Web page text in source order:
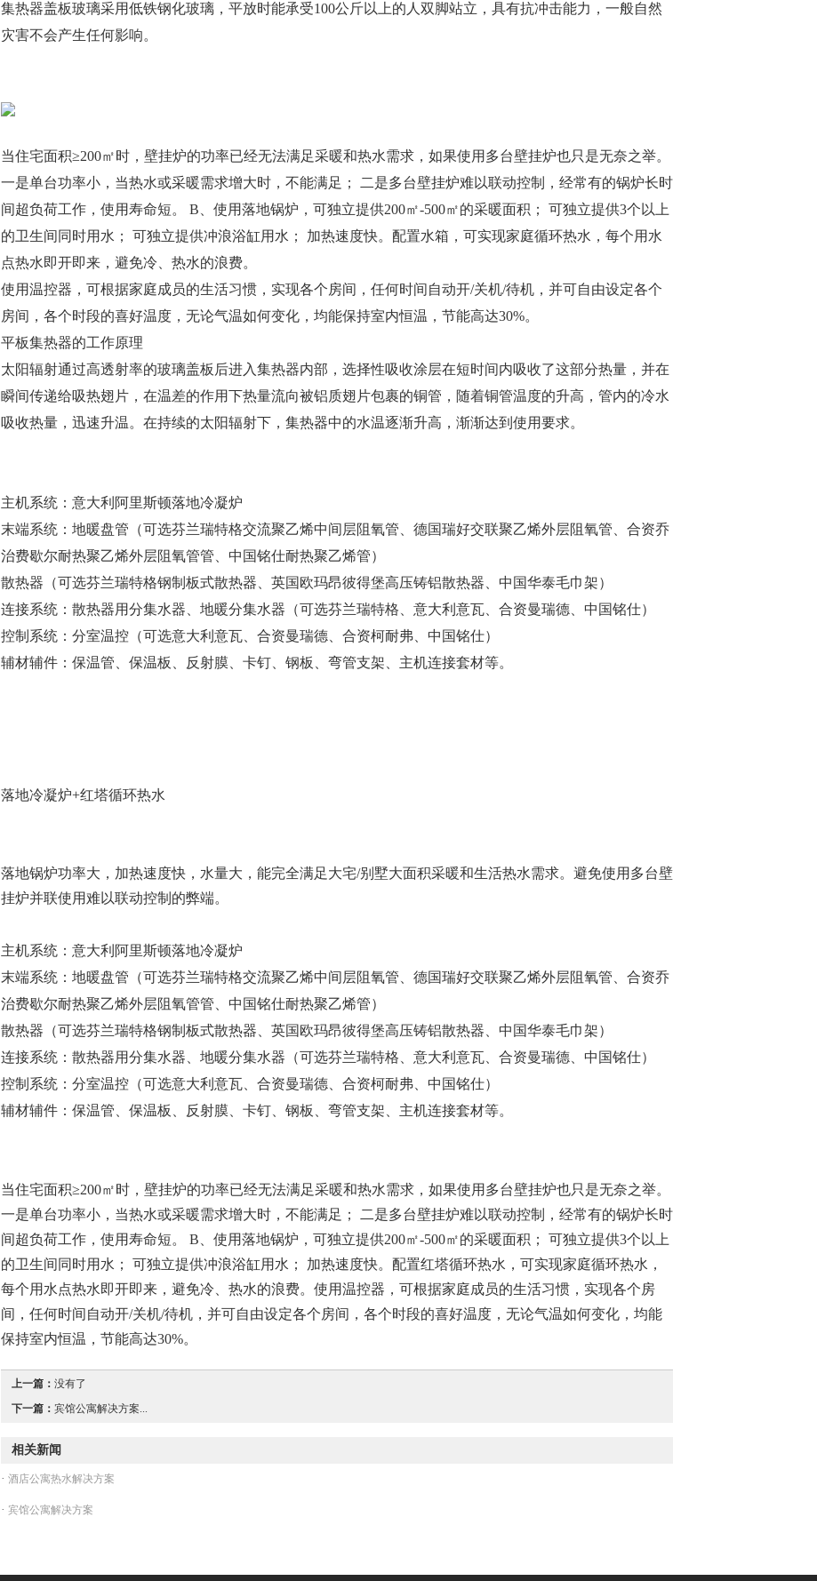
集热器盖板玻璃采用低铁钢化玻璃，平放时能承受100公斤以上的人双脚站立，具有抗冲击能力，一般自然
灾害不会产生任何影响。
当住宅面积≥200㎡时，壁挂炉的功率已经无法满足采暖和热水需求，如果使用多台壁挂炉也只是无奈之举。
一是单台功率小，当热水或采暖需求增大时，不能满足； 二是多台壁挂炉难以联动控制，经常有的锅炉长时
间超负荷工作，使用寿命短。 B、使用落地锅炉，可独立提供200㎡-500㎡的采暖面积； 可独立提供3个以上
的卫生间同时用水； 可独立提供冲浪浴缸用水； 加热速度快。配置水箱，可实现家庭循环热水，每个用水
点热水即开即来，避免冷、热水的浪费。
使用温控器，可根据家庭成员的生活习惯，实现各个房间，任何时间自动开/关机/待机，并可自由设定各个
房间，各个时段的喜好温度，无论气温如何变化，均能保持室内恒温，节能高达30%。
平板集热器的工作原理
太阳辐射通过高透射率的玻璃盖板后进入集热器内部，选择性吸收涂层在短时间内吸收了这部分热量，并在
瞬间传递给吸热翅片，在温差的作用下热量流向被铝质翅片包裹的铜管，随着铜管温度的升高，管内的冷水
吸收热量，迅速升温。在持续的太阳辐射下，集热器中的水温逐渐升高，渐渐达到使用要求。
主机系统：意大利阿里斯顿落地冷凝炉
末端系统：地暖盘管（可选芬兰瑞特格交流聚乙烯中间层阻氧管、德国瑞好交联聚乙烯外层阻氧管、合资乔
治费歇尔耐热聚乙烯外层阻氧管管、中国铭仕耐热聚乙烯管）
散热器（可选芬兰瑞特格钢制板式散热器、英国欧玛昂彼得堡高压铸铝散热器、中国华泰毛巾架）
连接系统：散热器用分集水器、地暖分集水器（可选芬兰瑞特格、意大利意瓦、合资曼瑞德、中国铭仕）
控制系统：分室温控（可选意大利意瓦、合资曼瑞德、合资柯耐弗、中国铭仕）
辅材辅件：保温管、保温板、反射膜、卡钉、钢板、弯管支架、主机连接套材等。
落地冷凝炉+红塔循环热水
落地锅炉功率大，加热速度快，水量大，能完全满足大宅/别墅大面积采暖和生活热水需求。避免使用多台壁
挂炉并联使用难以联动控制的弊端。
主机系统：意大利阿里斯顿落地冷凝炉
末端系统：地暖盘管（可选芬兰瑞特格交流聚乙烯中间层阻氧管、德国瑞好交联聚乙烯外层阻氧管、合资乔
治费歇尔耐热聚乙烯外层阻氧管管、中国铭仕耐热聚乙烯管）
散热器（可选芬兰瑞特格钢制板式散热器、英国欧玛昂彼得堡高压铸铝散热器、中国华泰毛巾架）
连接系统：散热器用分集水器、地暖分集水器（可选芬兰瑞特格、意大利意瓦、合资曼瑞德、中国铭仕）
控制系统：分室温控（可选意大利意瓦、合资曼瑞德、合资柯耐弗、中国铭仕）
辅材辅件：保温管、保温板、反射膜、卡钉、钢板、弯管支架、主机连接套材等。
当住宅面积≥200㎡时，壁挂炉的功率已经无法满足采暖和热水需求，如果使用多台壁挂炉也只是无奈之举。
一是单台功率小，当热水或采暖需求增大时，不能满足； 二是多台壁挂炉难以联动控制，经常有的锅炉长时
间超负荷工作，使用寿命短。 B、使用落地锅炉，可独立提供200㎡-500㎡的采暖面积； 可独立提供3个以上
的卫生间同时用水； 可独立提供冲浪浴缸用水； 加热速度快。配置红塔循环热水，可实现家庭循环热水，
每个用水点热水即开即来，避免冷、热水的浪费。使用温控器，可根据家庭成员的生活习惯，实现各个房
间，任何时间自动开/关机/待机，并可自由设定各个房间，各个时段的喜好温度，无论气温如何变化，均能
保持室内恒温，节能高达30%。
上一篇： 没有了
下一篇： 宾馆公寓解决方案...
相关新闻
· 酒店公寓热水解决方案
· 宾馆公寓解决方案